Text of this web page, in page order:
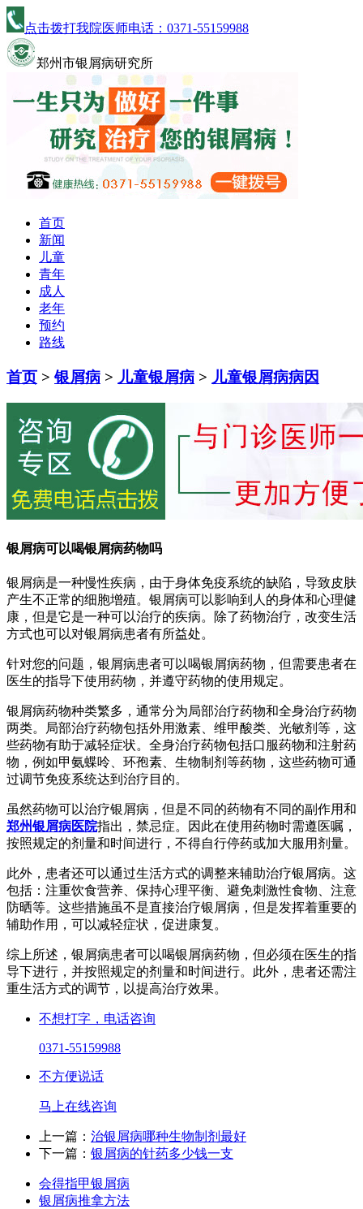
点击拨打我院医师电话： 0371-55159988
郑州市银屑病研究所
首页
新闻
儿童
青年
成人
老年
预约
路线
首页 >银屑病 > 儿童银屑病 > 儿童银屑病病因
银屑病可以喝银屑病药物吗
银屑病是一种慢性疾病，由于身体免疫系统的缺陷，导致皮肤
产生不正常的细胞增殖。银屑病可以影响到人的身体和心理健
康，但是它是一种可以治疗的疾病。除了药物治疗，改变生活
方式也可以对银屑病患者有所益处。
针对您的问题，银屑病患者可以喝银屑病药物，但需要患者在
医生的指导下使用药物，并遵守药物的使用规定。
银屑病药物种类繁多，通常分为局部治疗药物和全身治疗药物
两类。局部治疗药物包括外用激素、维甲酸类、光敏剂等，这
些药物有助于减轻症状。全身治疗药物包括口服药物和注射药
物，例如甲氨蝶呤、环孢素、生物制剂等药物，这些药物可通
过调节免疫系统达到治疗目的。
虽然药物可以治疗银屑病，但是不同的药物有不同的副作用和
郑州银屑病医院指出，禁忌症。因此在使用药物时需遵医嘱，
按照规定的剂量和时间进行，不得自行停药或加大服用剂量。
此外，患者还可以通过生活方式的调整来辅助治疗银屑病。这
包括：注重饮食营养、保持心理平衡、避免刺激性食物、注意
防晒等。这些措施虽不是直接治疗银屑病，但是发挥着重要的
辅助作用，可以减轻症状，促进康复。
综上所述，银屑病患者可以喝银屑病药物，但必须在医生的指
导下进行，并按照规定的剂量和时间进行。此外，患者还需注
重生活方式的调节，以提高治疗效果。
不想打字，电话咨询
0371-55159988
不方便说话
马上在线咨询
上一篇： 治银屑病哪种生物制剂最好
下一篇： 银屑病的针药多少钱一支
会得指甲银屑病
银屑病推拿方法